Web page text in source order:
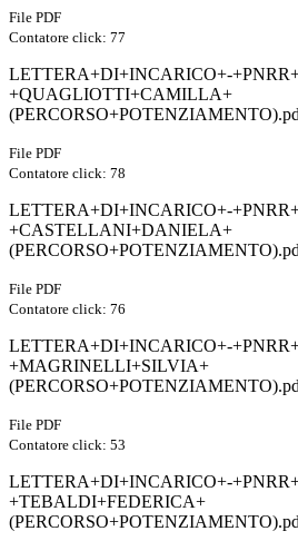
File PDF
Contatore click: 77
LETTERA+DI+INCARICO+-
+QUAGLIOTTI+CAMILLA+
File PDF
Contatore click: 78
LETTERA+DI+INCARICO+-
+CASTELLANI+DANIELA+
File PDF
Contatore click: 76
LETTERA+DI+INCARICO+-
+MAGRINELLI+SILVIA+
File PDF
Contatore click: 53
LETTERA+DI+INCARICO+-
+TEBALDI+FEDERICA+